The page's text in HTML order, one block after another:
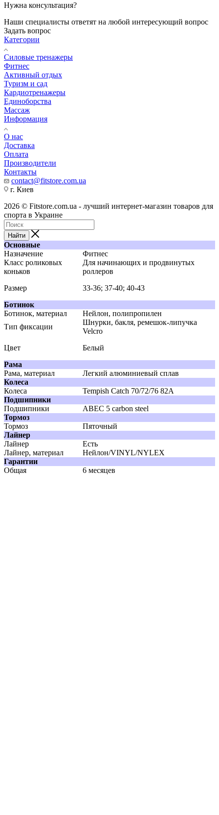
Нужна консультация?
Наши специалисты ответят на любой интересующий вопрос
Задать вопрос
Категории
Силовые тренажеры
Фитнес
Активный отдых
Туризм и сад
Кардиотренажеры
Единоборства
Массаж
Информация
О нас
Доставка
Оплата
Производители
Контакты
contact@fitstore.com.ua
г. Киев
2026 © Fitstore.com.ua - лучший интернет-магазин товаров для
спорта в Украине
Найти
Основные
Назначение
Фитнес
Класс роликовых
коньков
Для начинающих и продвинутых
роллеров
Размер
33-36; 37-40; 40-43
Ботинок
Ботинок, материал
Нейлон, полипропилен
Тип фиксации
Шнурки, бакля, ремешок-липучка
Velcro
Цвет
Белый
Рама
Рама, материал
Легкий алюминиевый сплав
Колеса
Колеса
Tempish Catch 70/72/76 82А
Подшипники
Подшипники
АВЕС 5 carbon steel
Тормоз
Тормоз
Пяточный
Лайнер
Лайнер
Есть
Лайнер, материал
Нейлон/VINYL/NYLEX
Гарантии
Общая
6 месяцев